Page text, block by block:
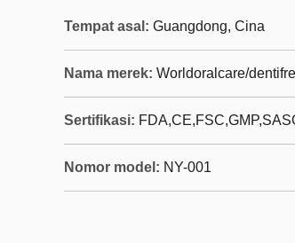
Tempat asal: Guangdong, Cina
Nama merek: Worldoralcare/
Sertifikasi:
Nomor model: NY-001